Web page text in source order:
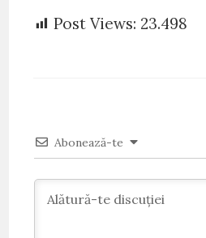
Post Views: 23.498
Abonează-te